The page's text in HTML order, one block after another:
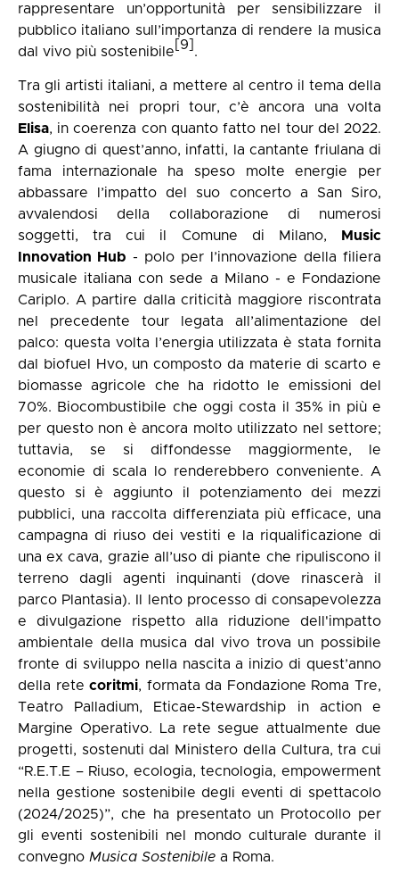
rappresentare un’opportunità per sensibilizzare il
pubblico italiano sull’importanza di rendere la musica
dal vivo più sostenibile [9] .
Tra gli artisti italiani, a mettere al centro il tema della
sostenibilità nei propri tour, c’è ancora una volta
Elisa, in coerenza con quanto fatto nel tour del 2022.
A giugno di quest’anno, infatti, la cantante friulana di
fama internazionale ha speso molte energie per
abbassare l’impatto del suo concerto a San Siro,
avvalendosi della collaborazione di numerosi
soggetti, tra cui il Comune di Milano,
Music
Innovation Hub - polo per l’innovazione della filiera
musicale italiana con sede a Milano - e Fondazione
Cariplo. A partire dalla criticità maggiore riscontrata
nel precedente tour legata all’alimentazione del
palco: questa volta l’energia utilizzata è stata fornita
dal biofuel Hvo, un composto da materie di scarto e
biomasse agricole che ha ridotto le emissioni del
70%. Biocombustibile che oggi costa il 35% in più e
per questo non è ancora molto utilizzato nel settore;
tuttavia, se si diffondesse maggiormente, le
economie di scala lo renderebbero conveniente. A
questo si è aggiunto il potenziamento dei mezzi
pubblici, una raccolta differenziata più efficace, una
campagna di riuso dei vestiti e la riqualificazione di
una ex cava, grazie all’uso di piante che ripuliscono il
terreno dagli agenti inquinanti (dove rinascerà il
parco Plantasia). Il lento processo di consapevolezza
e divulgazione rispetto alla riduzione dell'impatto
ambientale della musica dal vivo trova un possibile
fronte di sviluppo nella nascita a inizio di quest’anno
della retecoritmi, formata da Fondazione Roma Tre,
Teatro Palladium, Eticae-Stewardship in action e
Margine Operativo. La rete segue attualmente due
progetti, sostenuti dal Ministero della Cultura, tra cui
“R.E.T.E – Riuso, ecologia, tecnologia, empowerment
nella gestione sostenibile degli eventi di spettacolo
(2024/2025)”, che ha presentato un Protocollo per
gli eventi sostenibili nel mondo culturale durante il
convegno Musica Sostenibile a Roma.